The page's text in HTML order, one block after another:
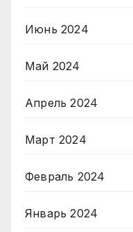
Июнь 2024
Май 2024
Апрель 2024
Март 2024
Февраль 2024
Январь 2024